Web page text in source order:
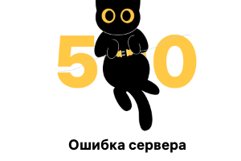
Ошибка сервера